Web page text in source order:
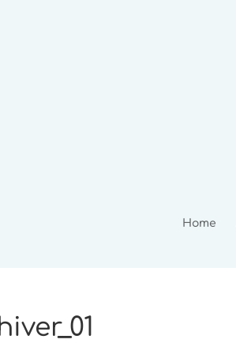
Home